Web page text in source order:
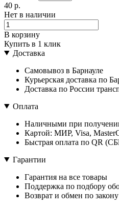
40 р.
Нет в наличии
В корзину
Купить в 1 клик
Доставка
Самовывоз в Барнауле
Курьерская доставка по
Доставка по России
Оплата
Наличными при
Картой: МИР, Visa,
Быстрая оплата по QR
Гарантии
Гарантия на все товары
Поддержка по подбору
Возврат и обмен по